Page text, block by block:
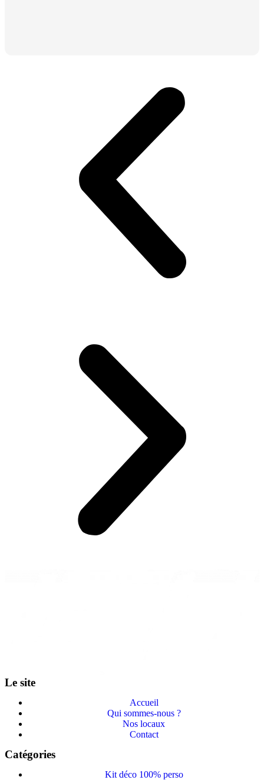
Le site
Accueil
Qui sommes-nous ?
Nos locaux
Contact
Catégories
Kit déco 100% perso